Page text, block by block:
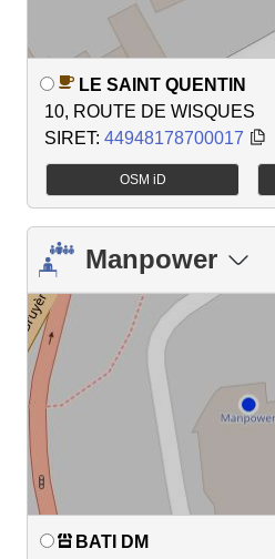
LE SAINT QUENTIN
10, ROUTE DE WISQUES
SIRET: 44948178700017
OSM iD
Manpower
BATI DM